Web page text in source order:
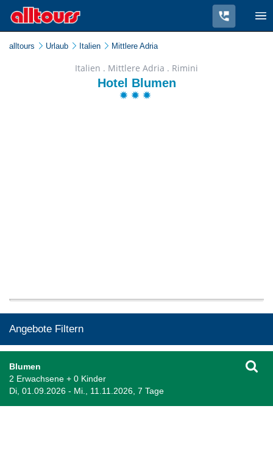
alltours Urlaub Italien Mittlere Adria
Italien . Mittlere Adria . Rimini
Hotel Blumen
Angebote Filtern
Blumen
2 Erwachsene + 0 Kinder
Di, 01.09.2026 - Mi., 11.11.2026, 7 Tage